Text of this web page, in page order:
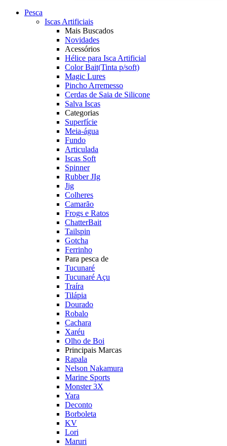
Pesca
Iscas Artificiais
Mais Buscados
Novidades
Acessórios
Hélice para Isca Artificial
Color Bait(Tinta p/soft)
Magic Lures
Pincho Arremesso
Cerdas de Saia de Silicone
Salva Iscas
Categorias
Superfície
Meia-água
Fundo
Articulada
Iscas Soft
Spinner
Rubber JIg
Jig
Colheres
Camarão
Frogs e Ratos
ChatterBait
Tailspin
Gotcha
Ferrinho
Para pesca de
Tucunaré
Tucunaré Açu
Traíra
Tilápia
Dourado
Robalo
Cachara
Xaréu
Olho de Boi
Principais Marcas
Rapala
Nelson Nakamura
Marine Sports
Monster 3X
Yara
Deconto
Borboleta
KV
Lori
Maruri